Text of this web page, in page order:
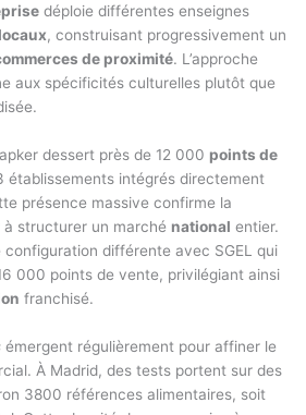
déploie différentes enseignes
locaux, construisant progressivement un
de proximité. L’approche
aux spécificités culturelles plutôt que
dessert près de 12 000 points de
établissements intégrés directement
présence massive confirme la
à structurer un marché national entier.
configuration différente avec SGEL qui
000 points de vente, privilégiant ainsi
franchisé.
émergent régulièrement pour affiner le
À Madrid, des tests portent sur des
3800 références alimentaires, soit